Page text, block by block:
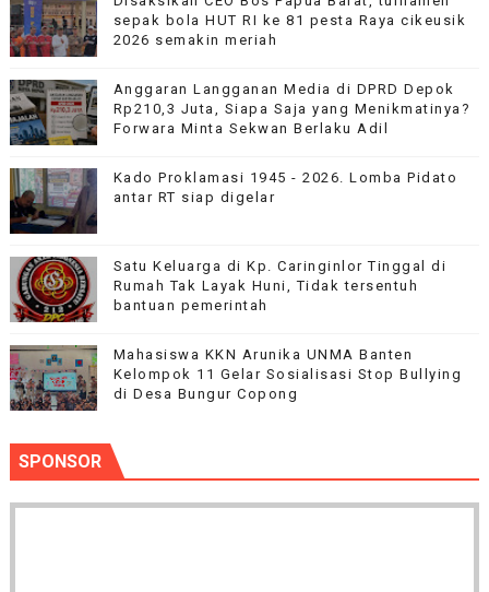
sepak bola HUT RI ke 81 pesta Raya cikeusik
2026 semakin meriah
Anggaran Langganan Media di DPRD Depok
Rp210,3 Juta, Siapa Saja yang Menikmatinya?
Forwara Minta Sekwan Berlaku Adil
Kado Proklamasi 1945 - 2026. Lomba Pidato
antar RT siap digelar
Satu Keluarga di Kp. Caringinlor Tinggal di
Rumah Tak Layak Huni, Tidak tersentuh
bantuan pemerintah
Mahasiswa KKN Arunika UNMA Banten
Kelompok 11 Gelar Sosialisasi Stop Bullying
di Desa Bungur Copong
SPONSOR